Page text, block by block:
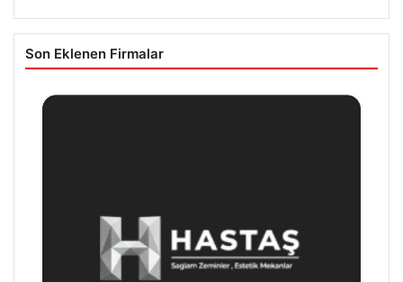
Son Eklenen Firmalar